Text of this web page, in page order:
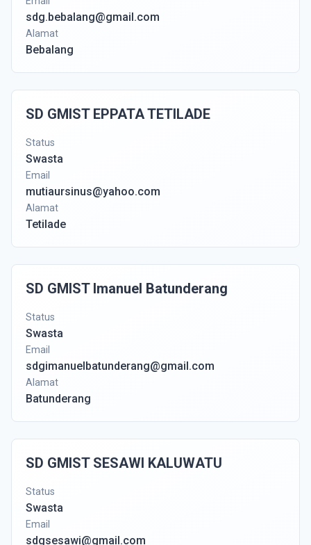
sdg.bebalang@gmail.com
Alamat
Bebalang
SD GMIST EPPATA TETILADE
Status
Swasta
Email
mutiaursinus@yahoo.com
Alamat
Tetilade
SD GMIST Imanuel Batunderang
Status
Swasta
Email
sdgimanuelbatunderang@gmail.com
Alamat
Batunderang
SD GMIST SESAWI KALUWATU
Status
Swasta
Email
sdgsesawi@gmail.com